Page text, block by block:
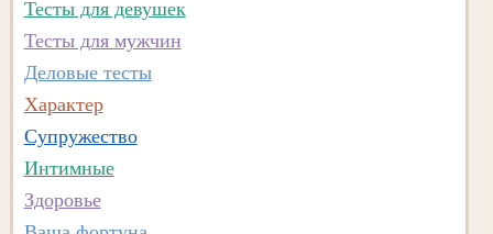
Тесты для девушек
Тесты для мужчин
Деловые тесты
Характер
Супружество
Интимные
Здоровье